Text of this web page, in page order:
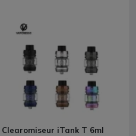
Clearomiseur iTank T 6ml